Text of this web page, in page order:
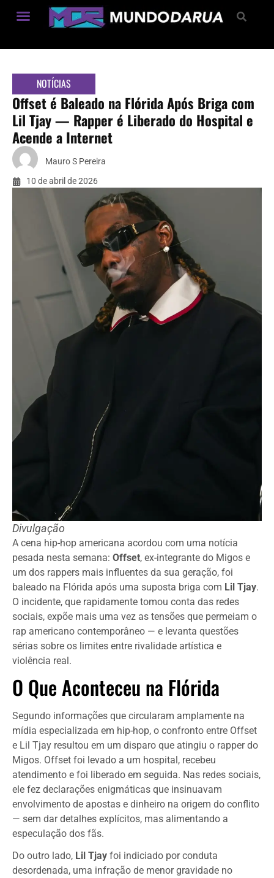
NOTÍCIAS
Offset é Baleado na Flórida Após Briga com
Lil Tjay — Rapper é Liberado do Hospital e
Acende a Internet
Mauro S Pereira
10 de abril de 2026
Divulgação
A cena hip-hop americana acordou com uma notícia
pesada nesta semana: Offset, ex-integrante do Migos e
um dos rappers mais influentes da sua geração, foi
baleado na Flórida após uma suposta briga com Lil Tjay.
O incidente, que rapidamente tomou conta das redes
sociais, expõe mais uma vez as tensões que permeiam o
rap americano contemporâneo — e levanta questões
sérias sobre os limites entre rivalidade artística e
violência real.
O Que Aconteceu na Flórida
Segundo informações que circularam amplamente na
mídia especializada em hip-hop, o confronto entre Offset
e Lil Tjay resultou em um disparo que atingiu o rapper do
Migos. Offset foi levado a um hospital, recebeu
atendimento e foi liberado em seguida. Nas redes sociais,
ele fez declarações enigmáticas que insinuavam
envolvimento de apostas e dinheiro na origem do conflito
— sem dar detalhes explícitos, mas alimentando a
especulação dos fãs.
Do outro lado, Lil Tjay foi indiciado por conduta
desordenada, uma infração de menor gravidade no